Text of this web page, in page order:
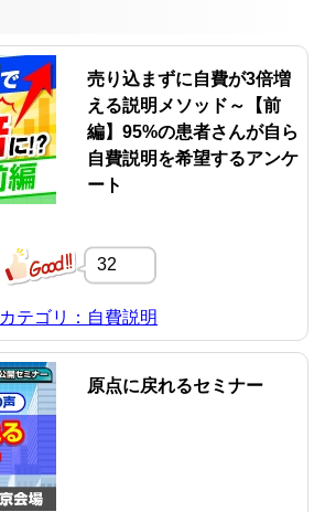
売り込まずに自費が3倍増
える説明メソッド～【前
編】95%の患者さんが自ら
自費説明を希望するアンケ
ート
32
カテゴリ：自費説明
原点に戻れるセミナー